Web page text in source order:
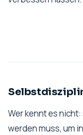
Wer kennt es
werden muss, um